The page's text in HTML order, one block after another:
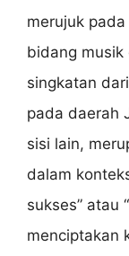
merujuk
bidang musik
singkatan
pada daerah
sisi lain,
dalam
sukses” atau
menciptakan